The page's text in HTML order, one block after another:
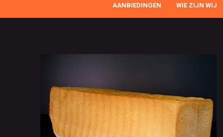
AANBIEDINGEN WIE ZIJN WIJ